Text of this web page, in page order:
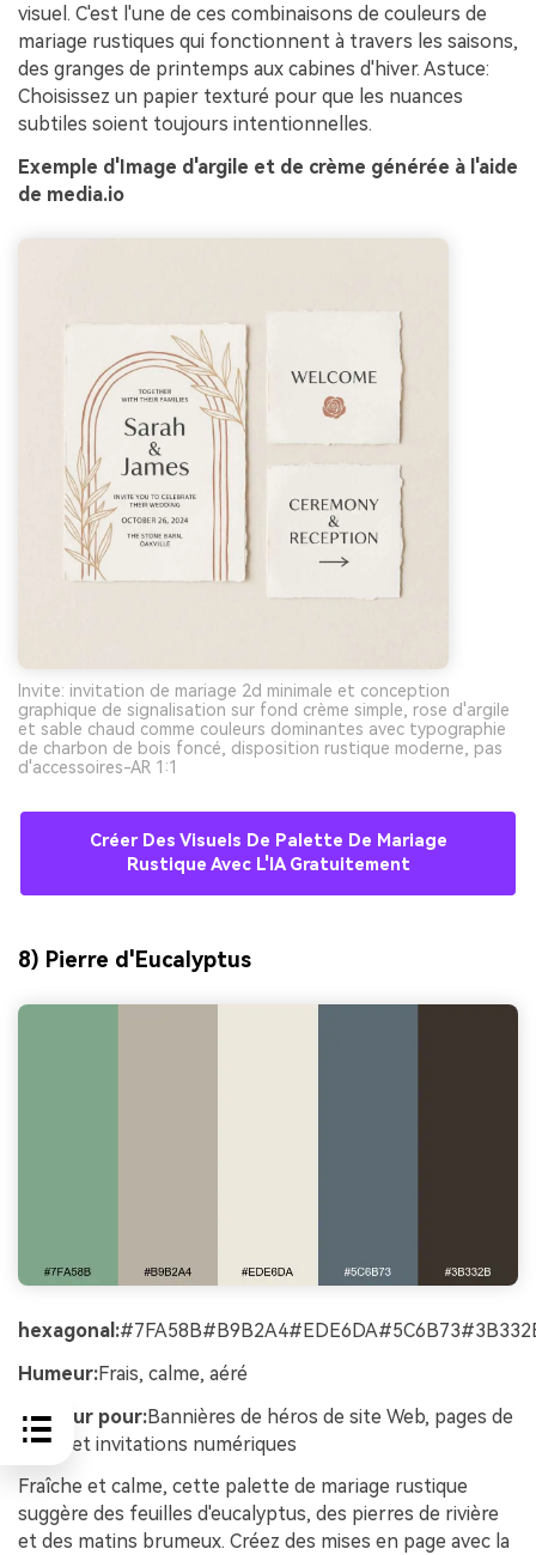
visuel. C'est l'une de ces combinaisons de couleurs de
mariage rustiques qui fonctionnent à travers les saisons,
des granges de printemps aux cabines d'hiver. Astuce:
Choisissez un papier texturé pour que les nuances
subtiles soient toujours intentionnelles.
Exemple d'Image d'argile et de crème générée à l'aide
de media.io
Invite: invitation de mariage 2d minimale et conception
graphique de signalisation sur fond crème simple, rose d'argile
et sable chaud comme couleurs dominantes avec typographie
de charbon de bois foncé, disposition rustique moderne, pas
d'accessoires-AR 1:1
Créer Des Visuels De Palette De Mariage
Rustique Avec L'IA Gratuitement
8) Pierre d'Eucalyptus
hexagonal:
Humeur:Frais, calme, aéré
Meilleur pour:Bannières de héros de site Web, pages de
RSVP et invitations numériques
Fraîche et calme, cette palette de mariage rustique
suggère des feuilles d'eucalyptus, des pierres de rivière
et des matins brumeux. Créez des mises en page avec la